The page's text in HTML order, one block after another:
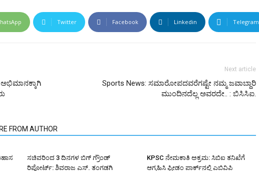
Twitter Facebook Linkedin Telegram
ಅಭಿಮಾನಕ್ಕಾಗಿ
Next article
Sports News: ಸಮಾರೋಪದವರೆಗಷ್ಟೇ ನಮ್ಮ ಜವಾಬ್ದಾರಿ
ಮುಂದಿನದೆಲ್ಲ ಅವರದೇ.. : ಬಿಸಿಸಿಐ.
FROM AUTHOR
ಸಚಿವರಿಂದ 3 ದಿನಗಳ ಬಿಗ್ ಗ್ರೌಂಡ್
ರಿಪೋರ್ಟ್: ಶಿವರಾಜ ಎಸ್. ತಂಗಡಗಿ
KPSC ನೇಮಕಾತಿ ಅಕ್ರಮ: ಸಿಬಿಐ ತನಿಖೆಗೆ
ಆಗ್ರಹಿಸಿ ಫ್ರೀಡಂ ಪಾರ್ಕ್‌ನಲ್ಲಿ ಎಬಿವಿಪಿ